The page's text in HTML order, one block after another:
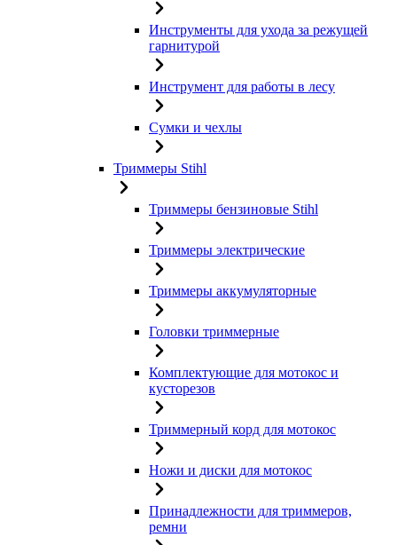
Инструменты для ухода за режущей
гарнитурой
Инструмент для работы в лесу
Сумки и чехлы
Триммеры Stihl
Триммеры бензиновые Stihl
Триммеры электрические
Триммеры аккумуляторные
Головки триммерные
Комплектующие для мотокос и
кусторезов
Триммерный корд для мотокос
Ножи и диски для мотокос
Принадлежности для триммеров,
ремни